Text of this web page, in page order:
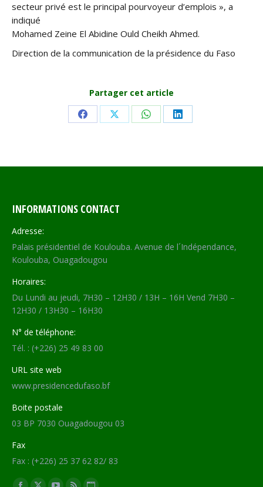
secteur privé est le principal pourvoyeur d’emplois », a
indiqué
Mohamed Zeine El Abidine Ould Cheikh Ahmed.
Direction de la communication de la présidence du Faso
Partager cet article
Share Share Share Share
INFORMATIONS CONTACT
Adresse:
Palais présidentiel de Koulouba. Avenue de l´Indépendance,
Koulouba, Ouagadougou
Horaires:
Du Lundi au jeudi, 7H30 – 12H30 / 13H – 16H Vend 7H30 –
12H30 / 13H30 – 16H30
N° de téléphone:
Tél. : (+226) 25 49 83 00
URL site web
www.presidencedufaso.bf
Boite postale
03 BP 7030 Ouagadougou 03
Fax
Fax : (+226) 25 37 62 82/ 83
Trouvez nous sur :